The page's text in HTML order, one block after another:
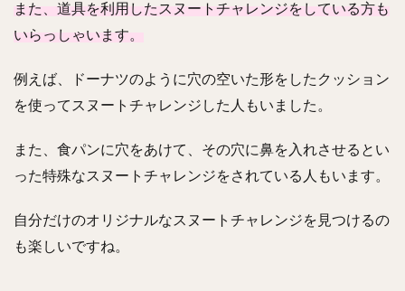
また、道具を利用したスヌートチャレンジをしている方も
いらっしゃいます。
例えば、ドーナツのように穴の空いた形をしたクッション
を使ってスヌートチャレンジした人もいました。
また、食パンに穴をあけて、その穴に鼻を入れさせるとい
った特殊なスヌートチャレンジをされている人もいます。
自分だけのオリジナルなスヌートチャレンジを見つけるの
も楽しいですね。